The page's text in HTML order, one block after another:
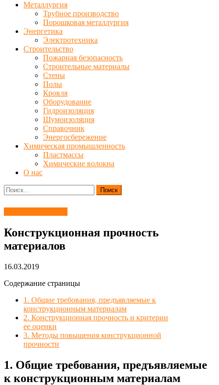
Металлургия
Трубное производство
Порошковая металлургия
Энергетика
Электротехника
Строительство
Пожарная безопасность
Строительные материалы
Стены
Полы
Кровля
Оборудование
Гидроизоляция
Шумоизоляция
Справочник
Энергосбережение
Химическая промышленность
Пластмассы
Химические волокна
О нас
Найти:
Конструкционная прочность
материалов
16.03.2019
Содержание страницы
1. Общие требования, предъявляемые к
конструкционным материалам
2. Конструкционная прочность и критерии
ее оценки
3. Методы повышения конструкционной
прочности
1. Общие требования, предъявляемые
к конструкционным материалам